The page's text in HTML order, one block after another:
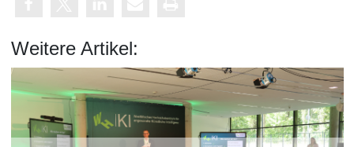
Weitere Artikel: